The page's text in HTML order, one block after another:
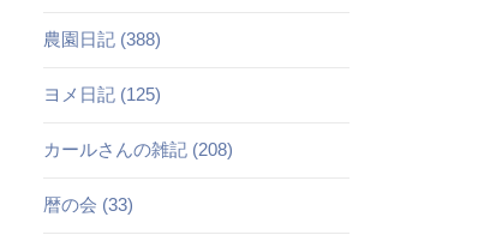
農園日記 (388)
ヨメ日記 (125)
カールさんの雑記 (208)
暦の会 (33)